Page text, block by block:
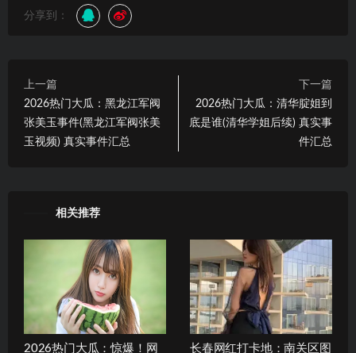
分享到：
上一篇
2026热门大瓜：黑龙江军阀
张美玉事件(黑龙江军阀张美
玉视频) 真实事件汇总
下一篇
2026热门大瓜：清华腚姐到
底是谁(清华学姐后续) 真实事
件汇总
相关推荐
2026热门大瓜：惊爆！网
长春网红打卡地：南关区图